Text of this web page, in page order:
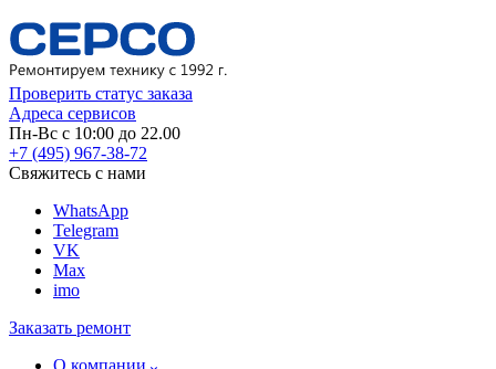
Проверить статус заказа
Адреса сервисов
Пн-Вс с 10:00 до 22.00
+7 (495) 967-38-72
Свяжитесь с нами
WhatsApp
Telegram
VK
Max
imo
Заказать ремонт
О компании